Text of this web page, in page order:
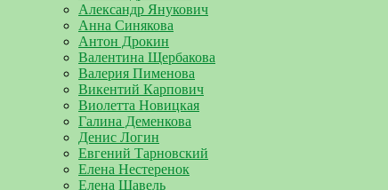
Александр Янукович
Анна Синякова
Антон Дрокин
Валентина Щербакова
Валерия Пименова
Викентий Карпович
Виолетта Новицкая
Галина Деменкова
Денис Логин
Евгений Тарновский
Елена Нестеренок
Елена Шавель